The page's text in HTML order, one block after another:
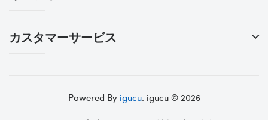
カスタマーサービス
Powered By igucu. igucu © 2026